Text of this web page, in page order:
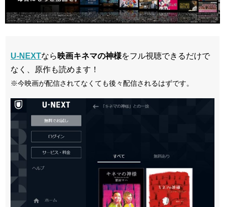
U-NEXTなら 映画キネマの神様をフル視聴できるだけで
なく、原作も読めます！
※今映画が配信されてなくても後々配信されるはずです。